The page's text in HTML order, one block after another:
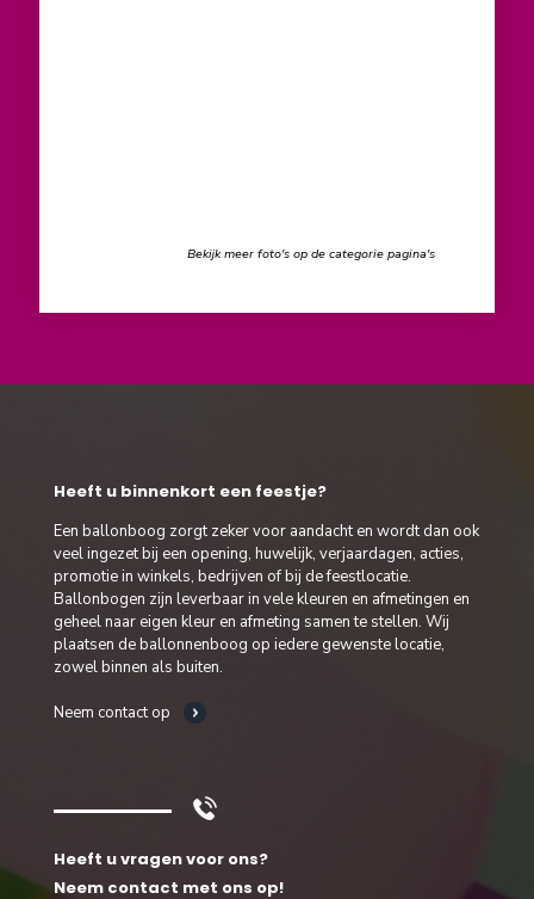
Bekijk meer foto's op de categorie pagina's
Heeft u binnenkort een feestje?
Een ballonboog zorgt zeker voor aandacht en wordt dan ook
veel ingezet bij een opening, huwelijk, verjaardagen, acties,
promotie in winkels, bedrijven of bij de feestlocatie.
Ballonbogen zijn leverbaar in vele kleuren en afmetingen en
geheel naar eigen kleur en afmeting samen te stellen. Wij
plaatsen de ballonnenboog op iedere gewenste locatie,
zowel binnen als buiten.
Neem contact op
Heeft u vragen voor ons?
Neem contact met ons op!